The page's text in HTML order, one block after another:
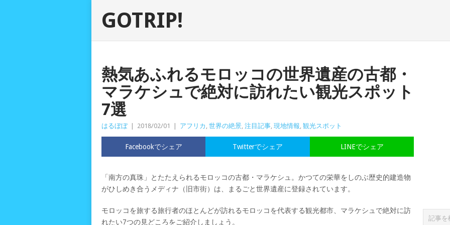
GOTRIP!
熱気あふれるモロッコの世界遺産の古都・
マラケシュで絶対に訪れたい観光スポット
7選
はるぼぼ 2018/02/01 アフリカ , 世界の絶景, 注目記事, 現地情報, 観光スポット
Facebookでシェア LINEでシェア
Twitterでシェア
「南方の真珠」とたたえられるモロッコの古都・マラケシュ。かつての栄華をしのぶ歴史的建造物
がひしめき合うメディナ（旧市街）は、まるごと世界遺産に登録されています。
モロッコを旅する旅行者のほとんどが訪れるモロッコを代表する観光都市、マラケシュで絶対に訪
れたい7つの見どころをご紹介しましょう。